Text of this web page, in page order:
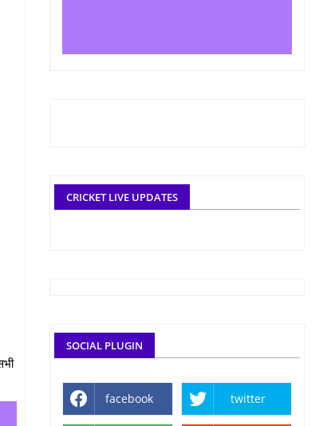
CRICKET LIVE UPDATES
SOCIAL PLUGIN
facebook twitter